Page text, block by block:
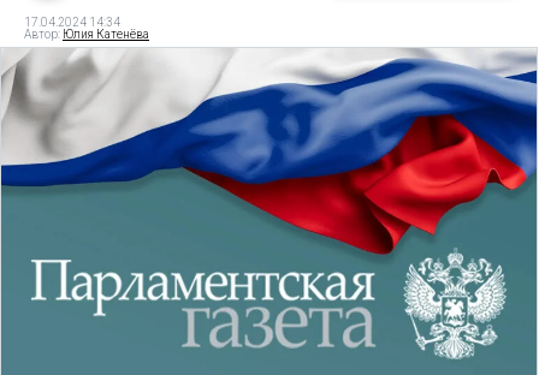
17.04.2024 14:34
Автор: Юлия Катенёва